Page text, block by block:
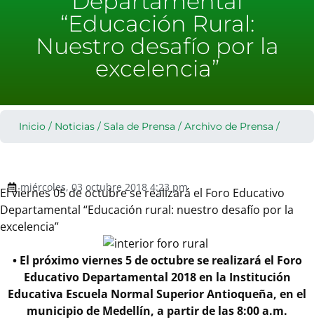
“Educación Rural:
Nuestro desafío por la
excelencia”
Inicio / Noticias / Sala de Prensa / Archivo de Prensa /
miércoles, 03 octubre 2018 4:23 pm
El viernes 05 de octubre se realizará el Foro Educativo
Departamental “Educación rural: nuestro desafío por la
excelencia”
• El próximo viernes 5 de octubre se realizará el Foro
Educativo Departamental 2018 en la Institución
Educativa Escuela Normal Superior Antioqueña, en el
municipio de Medellín, a partir de las 8:00 a.m.